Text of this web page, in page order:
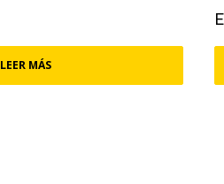
LEER MÁS